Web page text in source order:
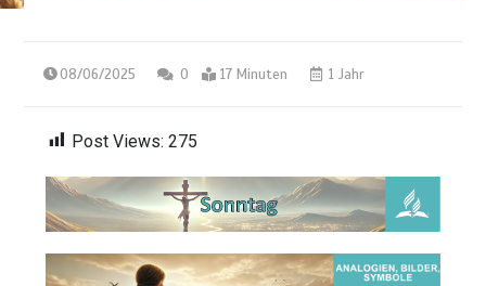
08/06/2025 0 17 Minuten 1 Jahr
Post Views: 275